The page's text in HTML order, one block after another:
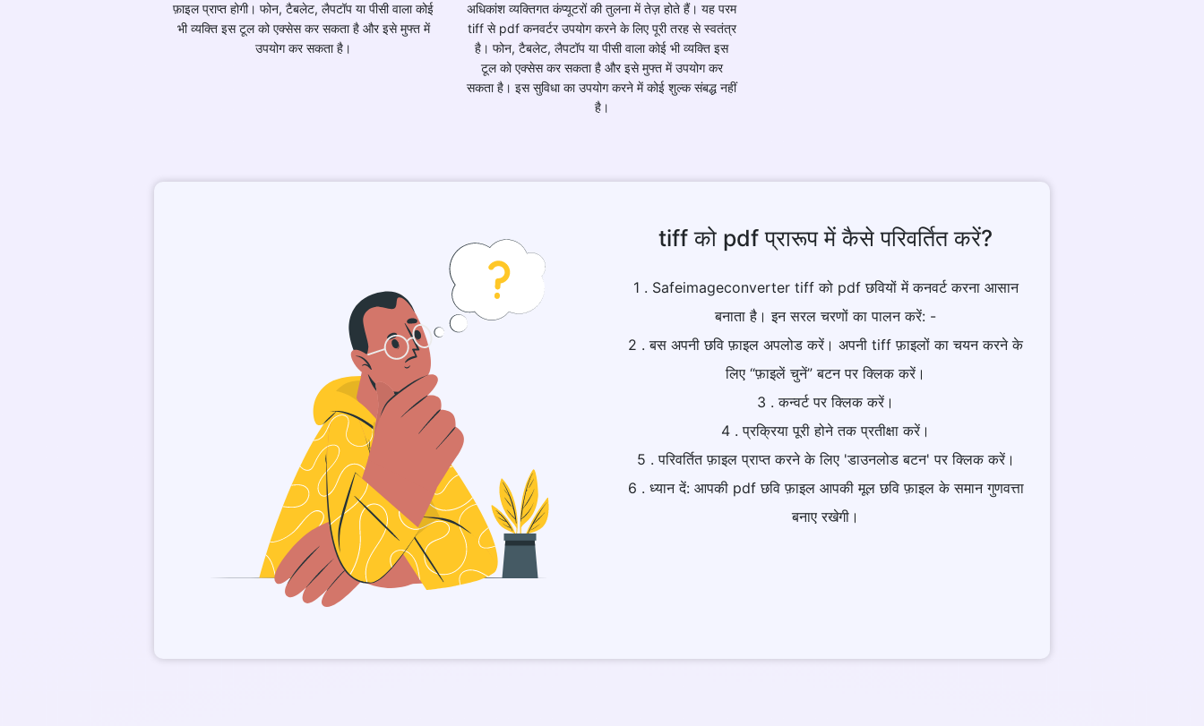
फ़ाइल प्राप्त होगी। फोन, टैबलेट, लैपटॉप या पीसी वाला कोई
भी व्यक्ति इस टूल को एक्सेस कर सकता है और इसे मुफ्त में
उपयोग कर सकता है।
अधिकांश व्यक्तिगत कंप्यूटरों की तुलना में तेज़ होते हैं। यह परम
tiff से pdf कनवर्टर उपयोग करने के लिए पूरी तरह से स्वतंत्र
है। फोन, टैबलेट, लैपटॉप या पीसी वाला कोई भी व्यक्ति इस
टूल को एक्सेस कर सकता है और इसे मुफ्त में उपयोग कर
सकता है। इस सुविधा का उपयोग करने में कोई शुल्क संबद्ध नहीं
है।
tiff को pdf प्रारूप में कैसे परिवर्तित करें?
1 . Safeimageconverter tiff को pdf छवियों में कनवर्ट करना आसान
बनाता है। इन सरल चरणों का पालन करें: -
2 . बस अपनी छवि फ़ाइल अपलोड करें। अपनी tiff फ़ाइलों का चयन करने के
लिए “फ़ाइलें चुनें” बटन पर क्लिक करें।
3 . कन्वर्ट पर क्लिक करें।
4 . प्रक्रिया पूरी होने तक प्रतीक्षा करें।
5 . परिवर्तित फ़ाइल प्राप्त करने के लिए 'डाउनलोड बटन' पर क्लिक करें।
6 . ध्यान दें: आपकी pdf छवि फ़ाइल आपकी मूल छवि फ़ाइल के समान गुणवत्ता
बनाए रखेगी।